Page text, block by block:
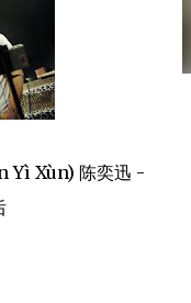
Yì Xùn) 陈奕迅 -